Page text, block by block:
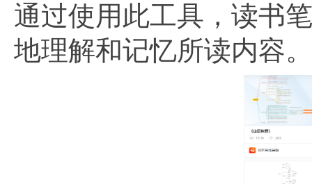
通过使用此工具，读书
地理解和记忆所读内容。